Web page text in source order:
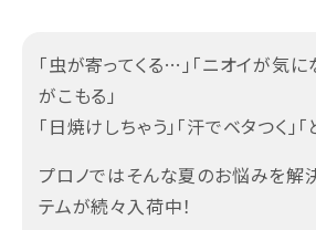
「虫が寄ってくる…」「ニオイが気に
がこもる」
「日焼けしちゃう」「汗でベタつく」「
プロノではそんな夏のお悩みを解
テムが続々入荷中！